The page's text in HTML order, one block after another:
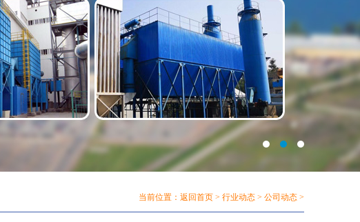
当前位置： 返回首页 > 行业动态 > 公司动态 >